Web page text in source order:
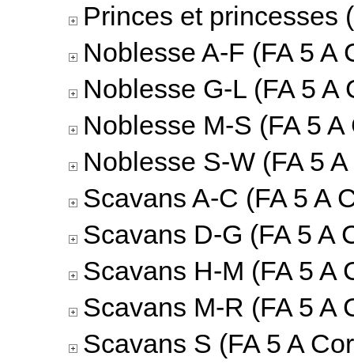
Princes et princesses
Noblesse A-F (FA 5 A
Noblesse G-L (FA 5 A
Noblesse M-S (FA 5 A
Noblesse S-W (FA 5
Scavans A-C (FA 5 A
Scavans D-G (FA 5 A
Scavans H-M (FA 5 A
Scavans M-R (FA 5 A
Scavans S (FA 5 A